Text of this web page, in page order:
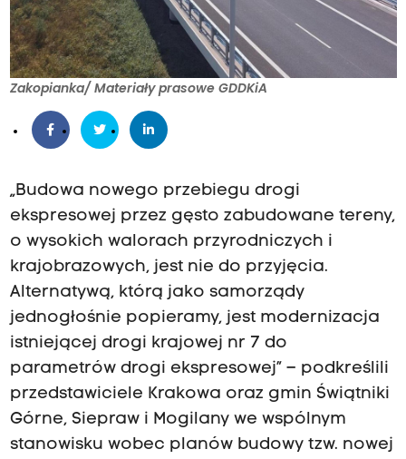
Zakopianka/ Materiały prasowe GDDKiA
„Budowa nowego przebiegu drogi
ekspresowej przez gęsto zabudowane tereny,
o wysokich walorach przyrodniczych i
krajobrazowych, jest nie do przyjęcia.
Alternatywą, którą jako samorządy
jednogłośnie popieramy, jest modernizacja
istniejącej drogi krajowej nr 7 do
parametrów drogi ekspresowej” – podkreślili
przedstawiciele Krakowa oraz gmin Świątniki
Górne, Siepraw i Mogilany we wspólnym
stanowisku wobec planów budowy tzw. nowej